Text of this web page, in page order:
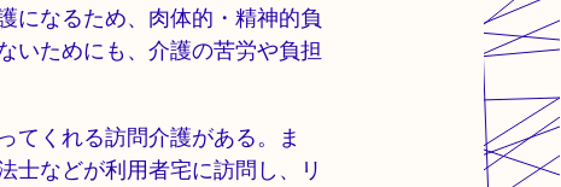
になるため、肉体的・精神的負
いためにも、介護の苦労や負担
てくれる訪問介護がある。ま
士などが利用者宅に訪問し、リ